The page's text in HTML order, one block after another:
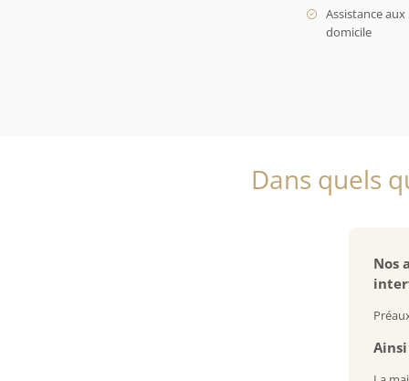
Assistance
domicile
Dans quels
Nos